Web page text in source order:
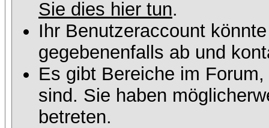
Sie dies hier tun.
Ihr Benutzeraccount
gegebenenfalls ab und
Es gibt Bereiche im
sind. Sie haben
betreten.